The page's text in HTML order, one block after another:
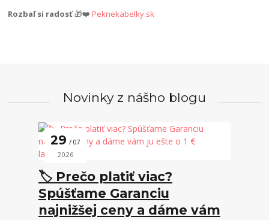
Rozbaľ si radosť🎁❤️ Peknekabelky.sk
Novinky z nášho blogu
29 07
2026
🏷️ Prečo platiť viac?
Spúšťame Garanciu
najnižšej ceny a dáme vám